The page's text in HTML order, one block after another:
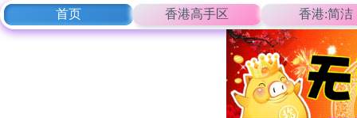
首页 香港高手区 香港:简洁